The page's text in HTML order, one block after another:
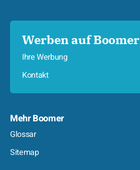
Werben auf Boomer
Ihre Werbung
Kontakt
Mehr Boomer
Glossar
Sitemap